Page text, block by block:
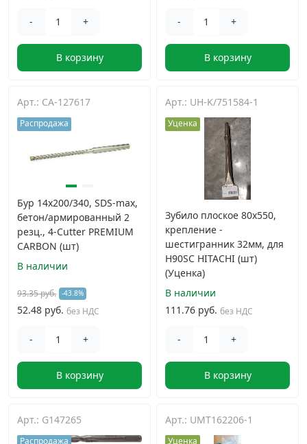
- +
В корзину
- +
В корзину
Арт.: CA-127617
Распродажа
Бур 14x200/340, SDS-max,
бетон/армированный 2
резц., 4-Cutter PREMIUM
CARBON (шт)
В наличии
93.35 руб. -43.8%
52.48 руб. без НДС
- +
В корзину
Арт.: UH-K/751584-1
Уценка
Зубило плоское 80х550,
крепление -
шестигранник 32мм, для
H90SC HITACHI (шт)
(Уценка)
В наличии
111.76 руб. без НДС
- +
В корзину
Арт.: G147265
Распродажа
Арт.: UMT162206-1
Уценка